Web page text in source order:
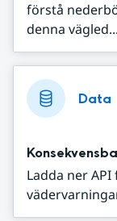
förstå
denna vägled...
Data
Ladda ner